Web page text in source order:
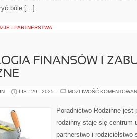
bóle […]
I PARTNERSTWA
FINANSÓW I
LIS - 29 - 2025 MOŻLIWOŚĆ
Poradnictwo Rodzinne
rodzinny staje się centrum
partnerstwo i rodzicielstwo